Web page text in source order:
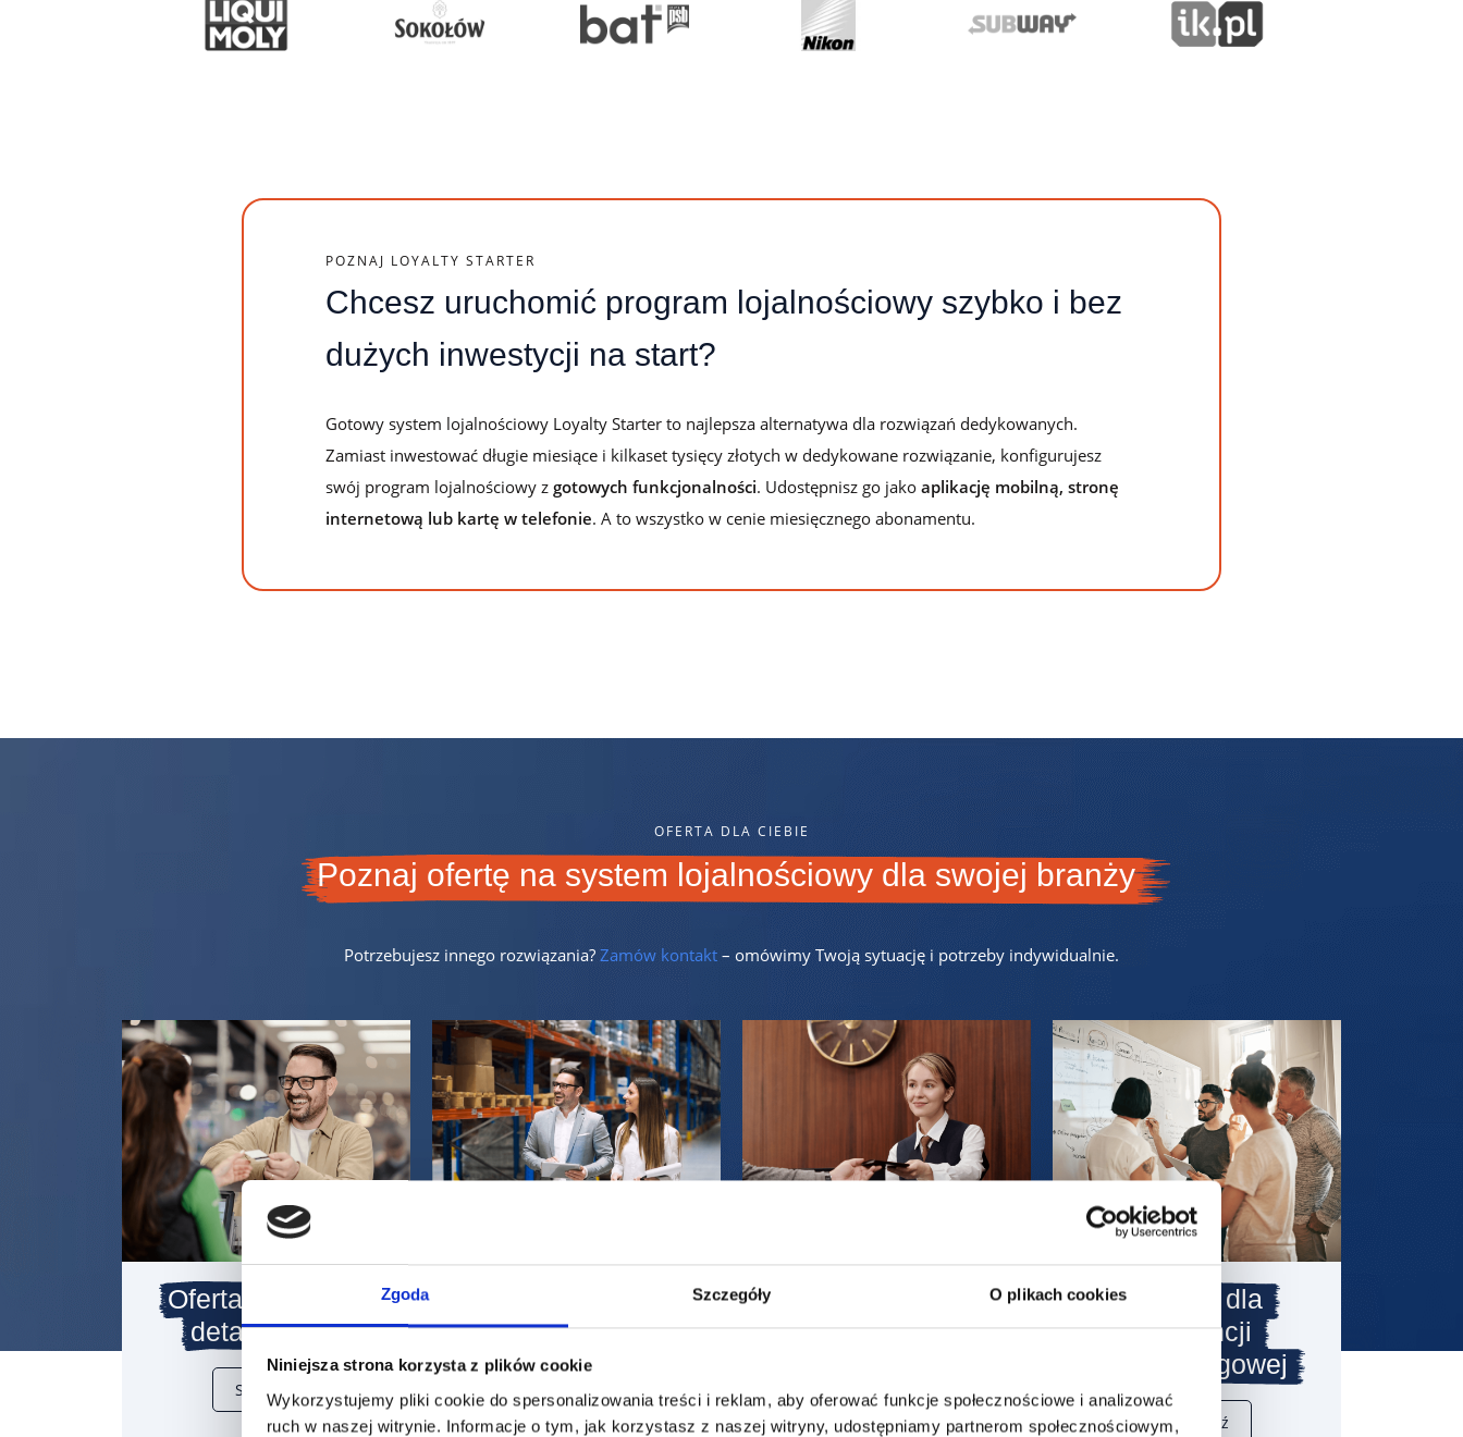
Zgoda Szczegóły O plikach cookies
Niniejsza strona korzysta z plików cookie
Wykorzystujemy pliki cookie do spersonalizowania treści i reklam, aby oferować funkcje społecznościowe i analizować
ruch w naszej witrynie. Informacje o tym, jak korzystasz z naszej witryny, udostępniamy partnerom społecznościowym,
lojalnościowego w Loyalty Starter
wskazówkami
POZNAJ LOYALTY STARTER
Chcesz uruchomić program lojalnościowy szybko i bez
dużych inwestycji na start?
Gotowy system lojalnościowy Loyalty Starter to najlepsza alternatywa dla rozwiązań dedykowanych.
Zamiast inwestować długie miesiące i kilkaset tysięcy złotych w dedykowane rozwiązanie, konfigurujesz
swój program lojalnościowy z gotowych funkcjonalności. Udostępnisz go jako aplikację mobilną, stronę
internetową lub kartę w telefonie. A to wszystko w cenie miesięcznego abonamentu.
OFERTA DLA CIEBIE
Poznaj ofertę na system lojalnościowy dla swojej branży
Potrzebujesz innego rozwiązania? Zamów kontakt – omówimy Twoją sytuację i potrzeby indywidualnie.
Oferta dla sklepu
detalicznego
Sprawdź
handlowej B2B
Sprawdź
usługowej B2C
Sprawdź
Oferta dla
agencji
marketingowej
Sprawdź